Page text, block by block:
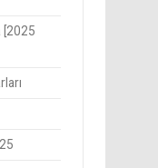
[2025